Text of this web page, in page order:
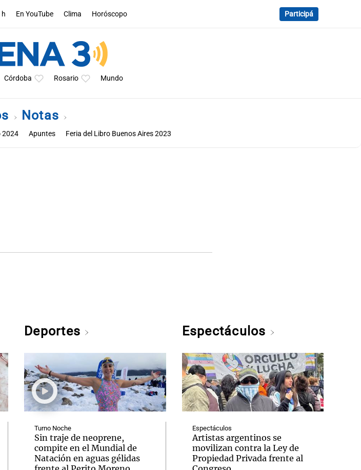
En YouTube Clima Horóscopo Participá
Córdoba Rosario Mundo
Notas
2024 Apuntes Feria del Libro Buenos Aires 2023
Deportes
Turno Noche
Sin traje de neoprene,
compite en el Mundial de
Natación en aguas gélidas
Espectáculos
Espectáculos
Artistas argentinos se
movilizan contra la Ley de
Propiedad Privada frente al